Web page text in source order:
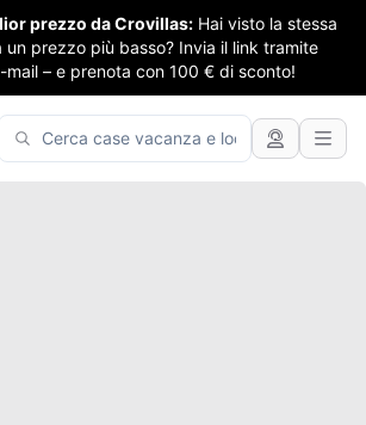
prezzo da Crovillas: Hai visto la stessa
un prezzo più basso? Invia il link tramite
mail – e prenota con 100 € di sconto!